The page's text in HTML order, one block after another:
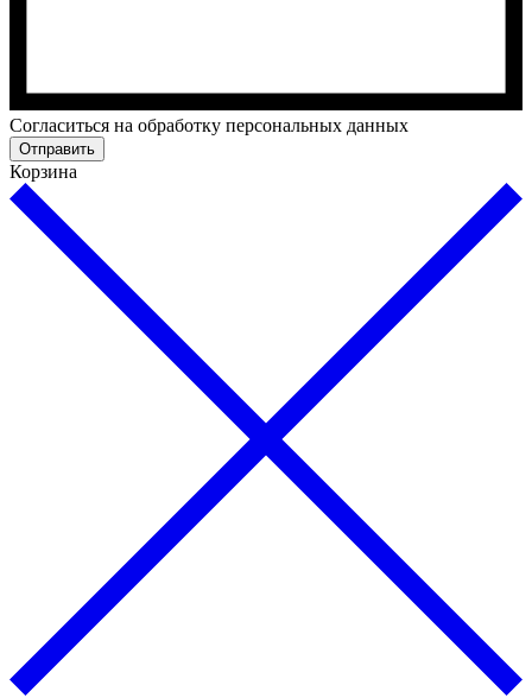
Cогласиться на обработку персональных данных
Отправить
Корзина